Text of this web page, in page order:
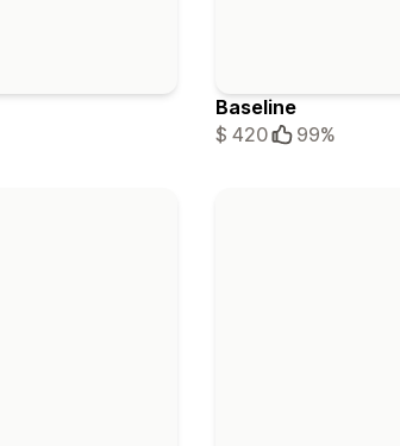
Baseline
$ 420
99%